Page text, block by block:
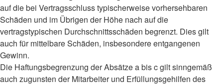
auf die bei Vertragsschluss typischerweise vorhersehbaren
Schäden und im Übrigen der Höhe nach auf die
vertragstypischen Durchschnittsschäden begrenzt. Dies gilt
auch für mittelbare Schäden, insbesondere entgangenen
Gewinn.
Die Haftungsbegrenzung der Absätze a bis c gilt sinngemäß
auch zugunsten der Mitarbeiter und Erfüllungsgehilfen des